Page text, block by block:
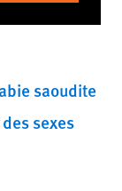
saoudite
sexes